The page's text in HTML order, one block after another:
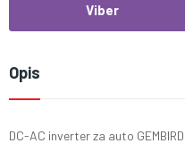
Viber
Opis
DC-AC inverter za auto